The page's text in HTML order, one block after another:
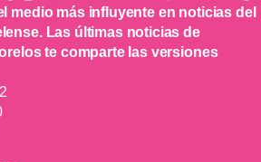
medio más influyente en noticias del
Las últimas noticias de
te comparte las versiones